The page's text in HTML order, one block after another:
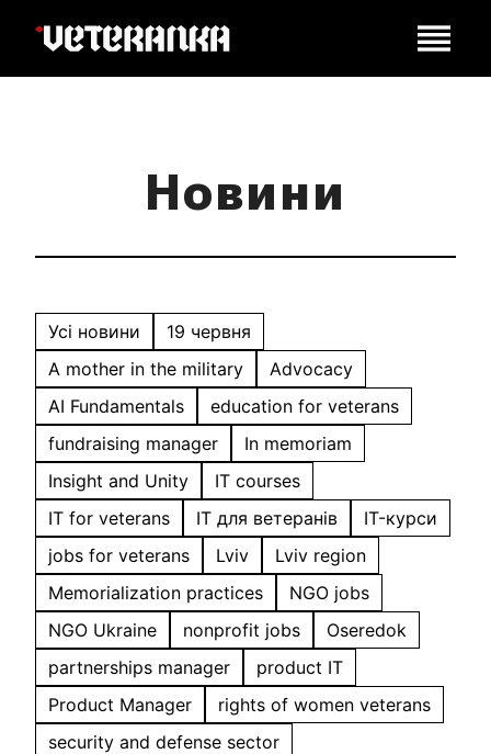
Новини
Усі новини
19 червня
A mother in the military
Advocacy
AI Fundamentals
education for veterans
fundraising manager
In memoriam
Insight and Unity
IT courses
IT for veterans
IT для ветеранів
IT-курси
jobs for veterans
Lviv
Lviv region
Memorialization practices
NGO jobs
NGO Ukraine
nonprofit jobs
Oseredok
partnerships manager
product IT
Product Manager
rights of women veterans
security and defense sector